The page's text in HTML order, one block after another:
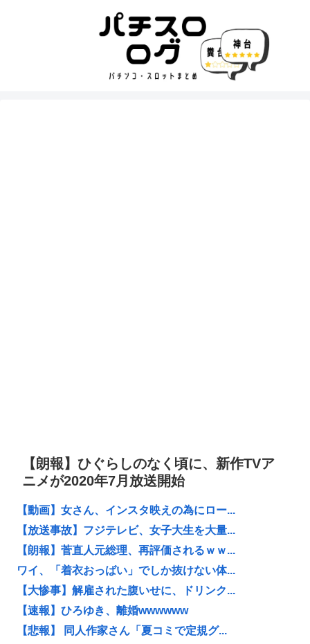
【朗報】ひぐらしのなく頃に、新作TVア
ニメが2020年7月放送開始
【動画】女さん、インスタ映えの為にロー...
【放送事故】フジテレビ、女子大生を大量...
【朗報】菅直人元総理、再評価されるｗｗ...
ワイ、「着衣おっばい」でしか抜けない体...
【大惨事】解雇された腹いせに、ドリンク...
【速報】ひろゆき、離婚wwwwww
【悲報】 同人作家さん「夏コミで定規グ...